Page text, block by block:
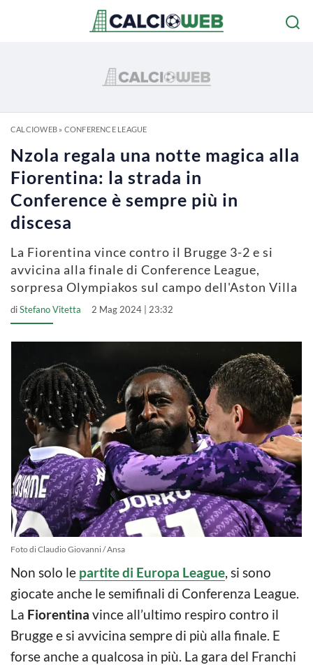
CALCIOWEB» CONFERENCE LEAGUE
Nzola regala una notte magica alla
Fiorentina: la strada in
Conference è sempre più in
discesa
La Fiorentina vince contro il Brugge 3-2 e si
avvicina alla finale di Conference League,
sorpresa Olympiakos sul campo dell'Aston Villa
diStefano Vitetta 2 Mag 2024 | 23:32
Foto di Claudio Giovanni / Ansa
Non solo le partite di Europa League, si sono
giocate anche le semifinali di Conferenza League.
La Fiorentina vince all’ultimo respiro contro il
Brugge e si avvicina sempre di più alla finale. E
forse anche a qualcosa in più. La gara del Franchi